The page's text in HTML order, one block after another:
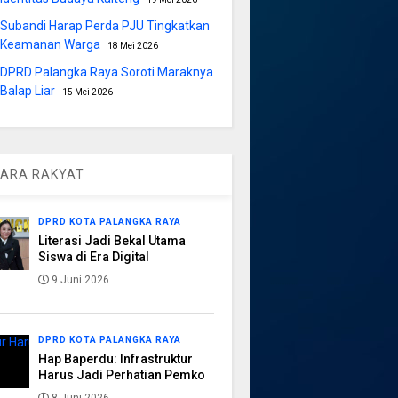
Subandi Harap Perda PJU Tingkatkan
Keamanan Warga
18 Mei 2026
DPRD Palangka Raya Soroti Maraknya
Balap Liar
15 Mei 2026
RAKYAT
DPRD KOTA PALANGKA RAYA
Literasi Jadi Bekal Utama
Siswa di Era Digital
9 Juni 2026
DPRD KOTA PALANGKA RAYA
Hap Baperdu: Infrastruktur
Harus Jadi Perhatian Pemko